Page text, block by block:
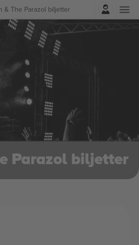
& The Parazol biljetter
Logga in
Parazol biljetter